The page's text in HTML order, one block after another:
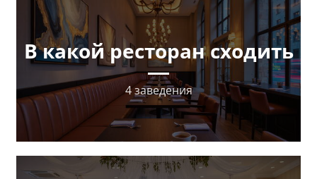
В какой ресторан сходить
4 заведения